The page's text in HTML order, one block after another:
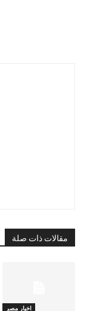
مقالات ذات صلة
اخبار مصر